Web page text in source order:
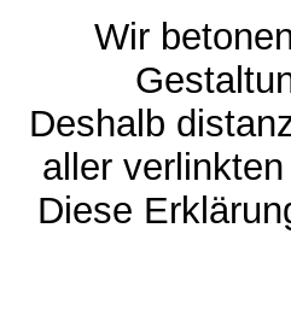
Wir
Deshalb
aller
Diese